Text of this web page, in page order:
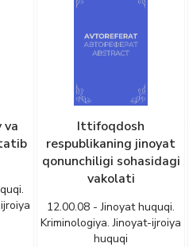
va
Ittifoqdosh
respublikaning jinoyat
qonunchiligi sohasidagi
vakolati
12.00.08 - Jinoyat huquqi.
Kriminologiya. Jinoyat-ijroiya
huquqi